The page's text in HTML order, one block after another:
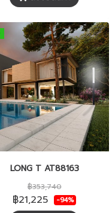
LONG T AT88163
฿353,740
฿21,225 -94%